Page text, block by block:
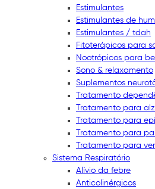
Estimulantes
Estimulantes de
Estimulantes / tdah
Fitoterápicos para
Nootrópicos para
Sono & relaxamento
Suplementos
Tratamento
Tratamento para
Tratamento para
Tratamento para
Tratamento para
Sistema Respiratório
Alívio da febre
Anticolinérgicos